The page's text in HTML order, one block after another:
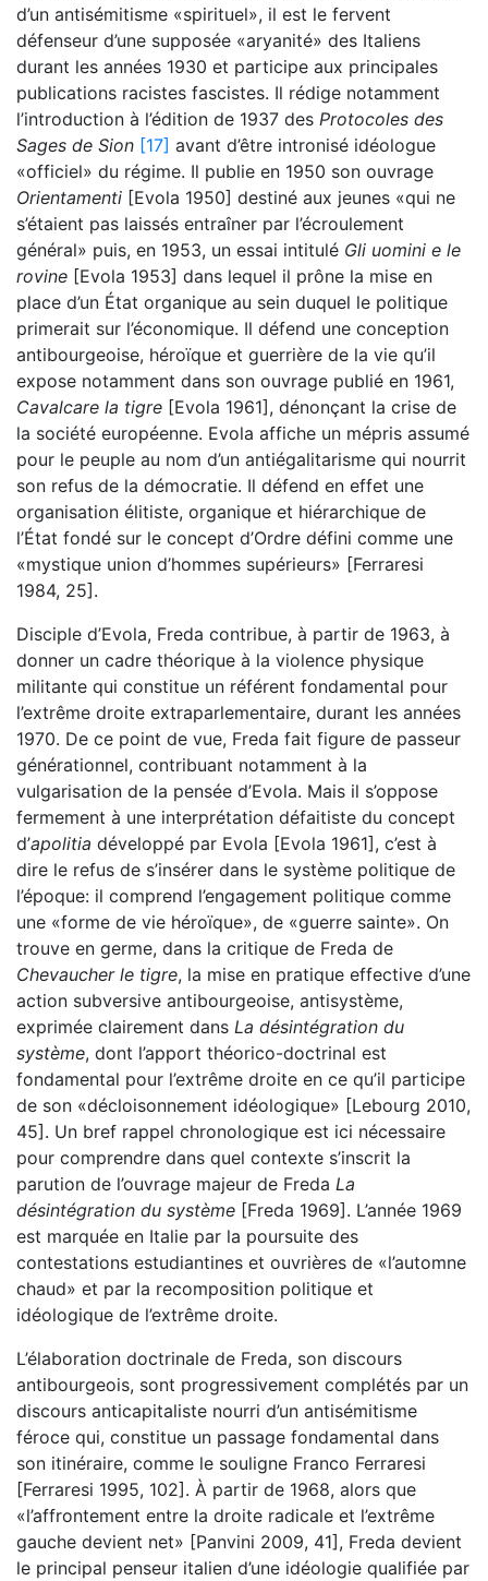
d’un antisémitisme «spirituel», il est le fervent
défenseur d’une supposée «aryanité» des Italiens
durant les années 1930 et participe aux principales
publications racistes fascistes. Il rédige notamment
l’introduction à l’édition de 1937 des Protocoles des
Sages de Sion [17] avant d’être intronisé idéologue
«officiel» du régime. Il publie en 1950 son ouvrage
Orientamenti [Evola 1950] destiné aux jeunes «qui ne
s’étaient pas laissés entraîner par l’écroulement
général» puis, en 1953, un essai intitulé Gli uomini e le
rovine [Evola 1953] dans lequel il prône la mise en
place d’un État organique au sein duquel le politique
primerait sur l’économique. Il défend une conception
antibourgeoise, héroïque et guerrière de la vie qu’il
expose notamment dans son ouvrage publié en 1961,
Cavalcare la tigre [Evola 1961], dénonçant la crise de
la société européenne. Evola affiche un mépris assumé
pour le peuple au nom d’un antiégalitarisme qui nourrit
son refus de la démocratie. Il défend en effet une
organisation élitiste, organique et hiérarchique de
l’État fondé sur le concept d’Ordre défini comme une
«mystique union d’hommes supérieurs» [Ferraresi
1984, 25].
Disciple d’Evola, Freda contribue, à partir de 1963, à
donner un cadre théorique à la violence physique
militante qui constitue un référent fondamental pour
l’extrême droite extraparlementaire, durant les années
1970. De ce point de vue, Freda fait figure de passeur
générationnel, contribuant notamment à la
vulgarisation de la pensée d’Evola. Mais il s’oppose
fermement à une interprétation défaitiste du concept
d’apolitia développé par Evola [Evola 1961], c’est à
dire le refus de s’insérer dans le système politique de
l’époque: il comprend l’engagement politique comme
une «forme de vie héroïque», de «guerre sainte». On
trouve en germe, dans la critique de Freda de
Chevaucher le tigre, la mise en pratique effective d’une
action subversive antibourgeoise, antisystème,
exprimée clairement dans La désintégration du
système, dont l’apport théorico-doctrinal est
fondamental pour l’extrême droite en ce qu’il participe
de son «décloisonnement idéologique» [Lebourg 2010,
45]. Un bref rappel chronologique est ici nécessaire
pour comprendre dans quel contexte s’inscrit la
parution de l’ouvrage majeur de Freda La
désintégration du système [Freda 1969]. L’année 1969
est marquée en Italie par la poursuite des
contestations estudiantines et ouvrières de «l’automne
chaud» et par la recomposition politique et
idéologique de l’extrême droite.
L’élaboration doctrinale de Freda, son discours
antibourgeois, sont progressivement complétés par un
discours anticapitaliste nourri d’un antisémitisme
féroce qui, constitue un passage fondamental dans
son itinéraire, comme le souligne Franco Ferraresi
[Ferraresi 1995, 102]. À partir de 1968, alors que
«l’affrontement entre la droite radicale et l’extrême
gauche devient net» [Panvini 2009, 41], Freda devient
le principal penseur italien d’une idéologie qualifiée par